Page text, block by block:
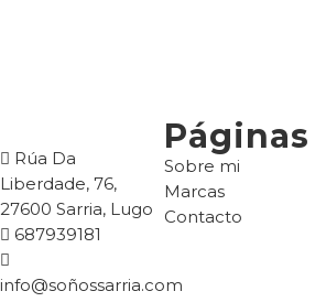
Rúa Da
Liberdade, 76,
27600 Sarria, Lugo
687939181
info@soñossarria.com
Páginas
Sobre mi
Marcas
Contacto